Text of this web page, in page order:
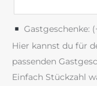
Gastgeschenke:
Hier kannst du für
passenden
Einfach Stückzahl